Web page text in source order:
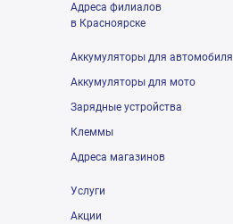
Адреса филиалов
в Красноярске
Аккумуляторы для автомобиля
Аккумуляторы для мото
Зарядные устройства
Клеммы
Адреса магазинов
Услуги
Акции